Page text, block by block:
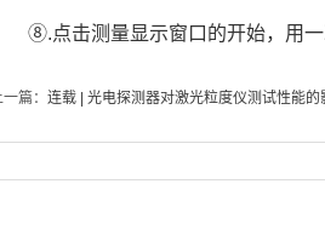
⑧.点击测量显示窗口的开始，用一次
篇： 连载 | 光电探测器对激光粒度仪测试性能的